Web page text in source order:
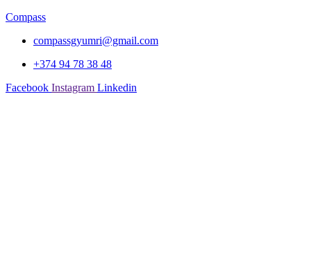
Compass
compassgyumri@gmail.com
+374 94 78 38 48
Facebook Instagram Linkedin